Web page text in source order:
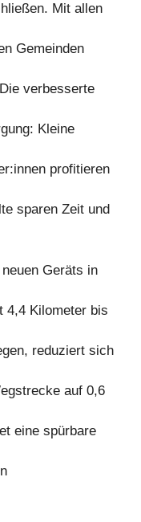
Mit allen
Gemeinden
verbesserte
Kleine
profitieren
sparen Zeit und
Geräts in
4,4 Kilometer bis
reduziert sich
auf 0,6
eine spürbare